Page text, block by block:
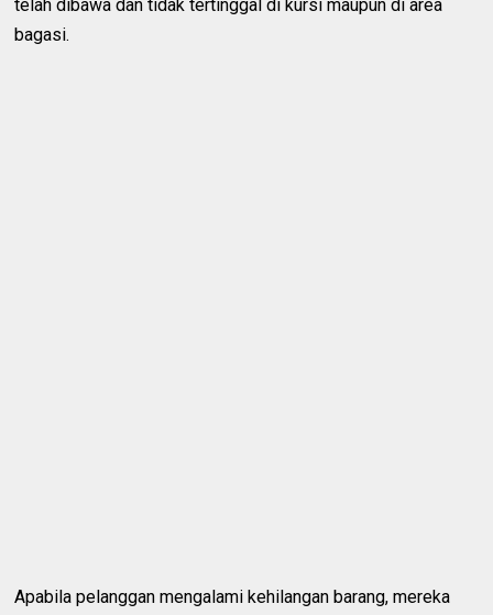
telah dibawa dan tidak tertinggal di kursi maupun di area
bagasi.
Apabila pelanggan mengalami kehilangan barang, mereka